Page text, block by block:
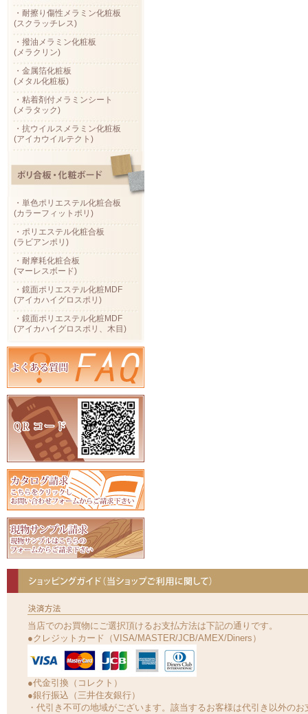
・耐擦り傷性メラミン化粧板
(スクラッチレス)
・撥油メラミン化粧板
(メラクリン)
・金属箔化粧板
(メタル化粧板)
・粘着剤付メラミンシート
(メラタック)
・抗ウイルスメラミン化粧板
(アイカウイルテクト)
・単色ポリエステル化粧合板
(カラーフィットポリ)
・ポリエステル化粧合板
(ラビアンポリ)
・耐摩耗化粧合板
(マーレスボード)
・鏡面ポリエステル化粧MDF
(アイカハイグロスポリ)
・鏡面ポリエステル化粧MDF
(アイカハイグロスポリ、木目)
当店でのお買物にご選択頂けるお支払方法は下記の通りです。
●クレジットカード（VISA/MASTER/JCB/AMEX/Diners）
●代金引換（コレクト）
●銀行振込（三井住友銀行）
・代引き不可の地域がございます。該当するお客様は代引き以外のお